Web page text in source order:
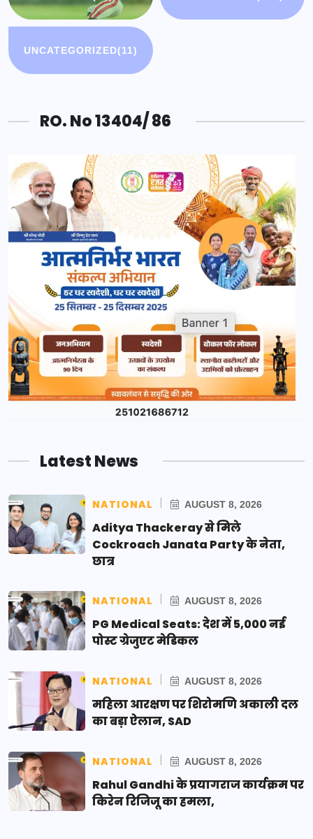
UNCATEGORIZED(11)
RO. No 13404/ 86
Latest News
NATIONAL AUGUST 8, 2026
Aditya Thackeray से मिले
Cockroach Janata Party के नेता,
छात्र
NATIONAL AUGUST 8, 2026
PG Medical Seats: देश में 5,000 नई
पोस्ट ग्रेजुएट मेडिकल
NATIONAL AUGUST 8, 2026
महिला आरक्षण पर शिरोमणि अकाली दल
का बड़ा ऐलान, SAD
NATIONAL AUGUST 8, 2026
Rahul Gandhi के प्रयागराज कार्यक्रम पर
किरेन रिजिजू का हमला,